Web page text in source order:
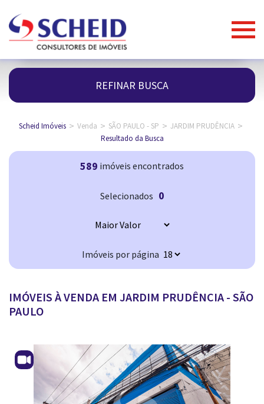
ANUNCIAR IMÓVEL
REFINAR BUSCA
Scheid Imóveis > Venda > SÃO PAULO - SP > JARDIM PRUDÊNCIA >
Resultado da Busca
589 imóveis encontrados
Selecionados 0
Imóveis por página
IMÓVEIS À VENDA EM JARDIM PRUDÊNCIA - SÃO
PAULO